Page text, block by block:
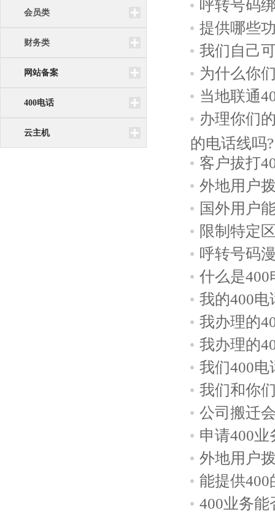
会员类
财务类
网站备案
400电话
云主机
呼转号码
提供哪些
我们自己
为什么你
当地联通
办理你们
的电话线吗?
客户拔打
外地用户
国外用户
限制特定
呼转号码
什么是400
我的400
我办理的
我办理的
我们400
我们和你
公司搬迁
申请400
外地用户
能提供
400业务